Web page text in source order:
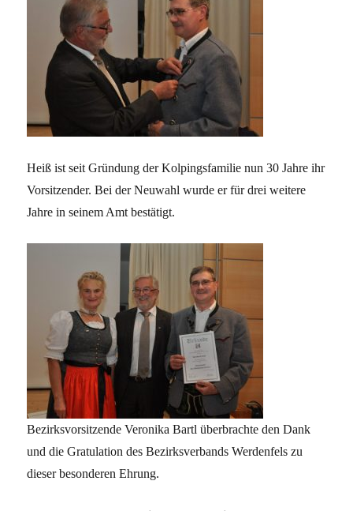
Heiß ist seit Gründung der Kolpingsfamilie nun 30 Jahre ihr
Vorsitzender. Bei der Neuwahl wurde er für drei weitere
Jahre in seinem Amt bestätigt.
Bezirksvorsitzende Veronika Bartl überbrachte den Dank
unddie Gratulationdes Bezirksverbands Werdenfels zu
dieser besonderen Ehrung.